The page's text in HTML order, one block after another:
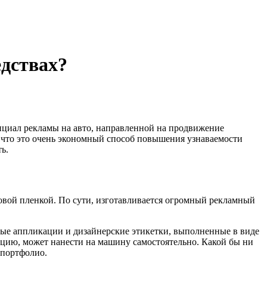
рекламы на авто, направленной на продвижение
это очень экономный способ повышения узнаваемости
пленкой. По сути, изготавливается огромный рекламный
аппликации и дизайнерские этикетки, выполненные в виде
может нанести на машину самостоятельно. Какой бы ни